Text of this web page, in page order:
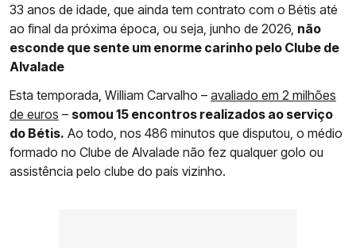
33 anos de idade, que ainda tem contrato com o Bétis até
ao final da próxima época, ou seja, junho de 2026, não
esconde que sente um enorme carinho pelo Clube de
Alvalade
Esta temporada, William Carvalho – avaliado em 2 milhões
de euros – somou 15 encontros realizados ao serviço
do Bétis. Ao todo, nos 486 minutos que disputou, o médio
formado no Clube de Alvalade não fez qualquer golo ou
assistência pelo clube do país vizinho.